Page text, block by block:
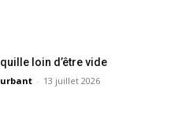
loin d’être vide
- 13 juillet 2026